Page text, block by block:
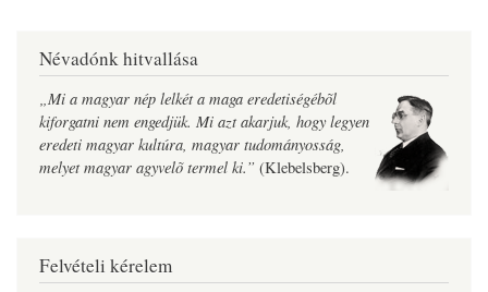
Névadónk hitvallása
„Mi a magyar nép lelkét a maga eredetiségébõl
kiforgatni nem engedjük. Mi azt akarjuk, hogy legyen
eredeti magyar kultúra, magyar tudományosság,
melyet magyar agyvelõ termel ki.” (Klebelsberg).
Felvételi kérelem